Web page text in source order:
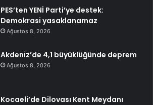
PES’ten YENİ Parti’ye destek:
Demokrasi yasaklanamaz
Ağustos 8, 2026
Akdeniz’de 4,1 büyüklüğünde deprem
Ağustos 8, 2026
Kocaeli’de Dilovası Kent Meydanı